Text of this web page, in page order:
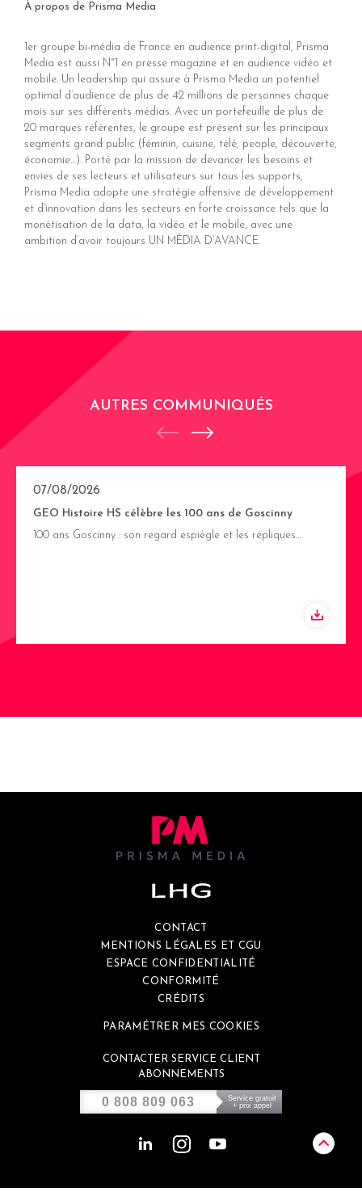
À propos de Prisma Media
1er groupe bi-média de France en audience print-digital, Prisma
Media est aussi N°1 en presse magazine et en audience vidéo et
mobile. Un leadership qui assure à Prisma Media un potentiel
optimal d’audience de plus de 42 millions de personnes chaque
mois sur ses différents médias. Avec un portefeuille de plus de
20 marques référentes, le groupe est présent sur les principaux
segments grand public (féminin, cuisine, télé, people, découverte,
économie…). Porté par la mission de devancer les besoins et
envies de ses lecteurs et utilisateurs sur tous les supports,
Prisma Media adopte une stratégie offensive de développement
et d’innovation dans les secteurs en forte croissance tels que la
monétisation de la data, la vidéo et le mobile, avec une
ambition d’avoir toujours UN MÉDIA D’AVANCE.
AUTRES COMMUNIQUÉS
07/08/2026
GEO Histoire HS célèbre les 100 ans de Goscinny
100 ans Goscinny : son regard espiègle et les répliques…
CONTACT
MENTIONS LÉGALES ET CGU
ESPACE CONFIDENTIALITÉ
CONFORMITÉ
CRÉDITS
PARAMÉTRER MES COOKIES
CONTACTER SERVICE CLIENT
ABONNEMENTS
0 808 809 063
Service gratuit
+ prix appel